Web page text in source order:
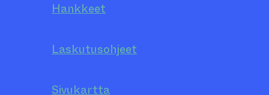
Hankkeet
Laskutusohjeet
Sivukartta